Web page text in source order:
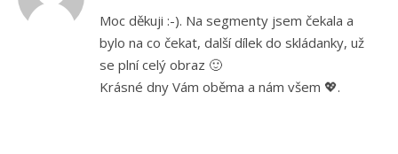
Moc děkuji :-). Na segmenty jsem čekala a
bylo na co čekat, další dílek do skládanky, už
se plní celý obraz 🙂
Krásné dny Vám oběma a nám všem 💖.